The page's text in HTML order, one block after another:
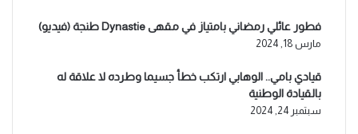
فطور عائلي رمضاني بامتياز في مقهى Dynastie طنجة (فيديو)
مارس 18, 2024
قيادي بامي.. الوهابي ارتكب خطأ جسيما وطرده لا علاقة له
بالقيادة الوطنية
سبتمبر 24, 2024